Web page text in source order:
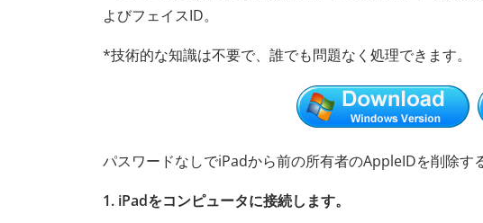
よびフェイスID。
*技術的な知識は不要で、誰でも問題なく処理できます。
パスワードなしでiPadから前の所有者のAppleIDを削除す
1. iPadをコンピュータに接続します。